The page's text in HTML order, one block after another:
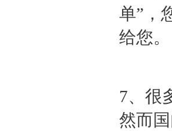
单”，
给您。
7、很
然而